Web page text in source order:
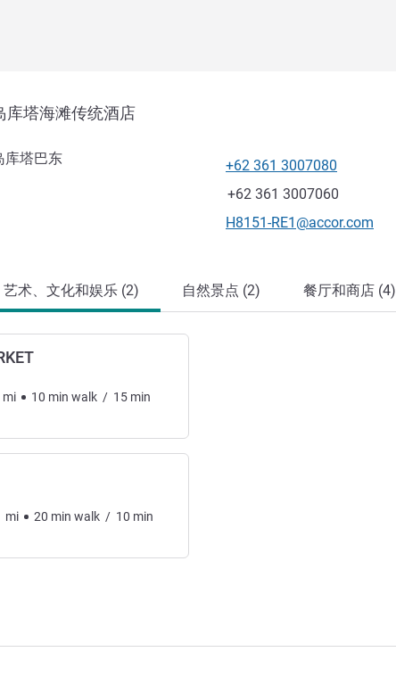
库塔海滩传统酒店
库塔巴东
电话
+62 361 3007080
传真
+62 361 3007060
联系电子邮件
H8151-RE1@accor.com
艺术、文化和娱乐 (2) 自然景点 (2) 餐厅和商店 (4)
mi 10 min walk / 15 min
mi 20 min walk / 10 min